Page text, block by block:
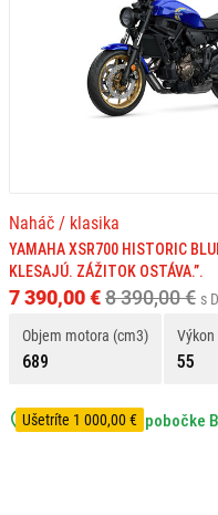
Ušetríte 1 000,00 €
Naháč / klasika
YAMAHA XSR700 HISTORIC
KLESAJÚ. ZÁŽITOK OSTÁVA.”.
8 390,00 €
7 390,00 € s
Objem motora (cm3)
689
Výkon
55
Nájdete ma na pobočke